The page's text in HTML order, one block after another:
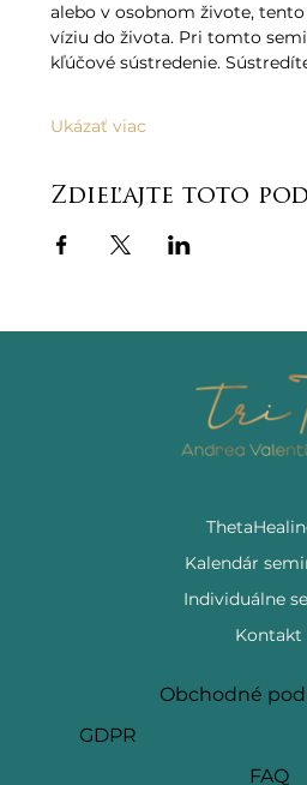
alebo v osobnom živote,
víziu do života. Pri tomto
kľúčové sústredenie.
Ukázať viac
Zdieľajte toto
Kalendár
Individuálne
Kontakt
Obchodné
GDPR
FAQ